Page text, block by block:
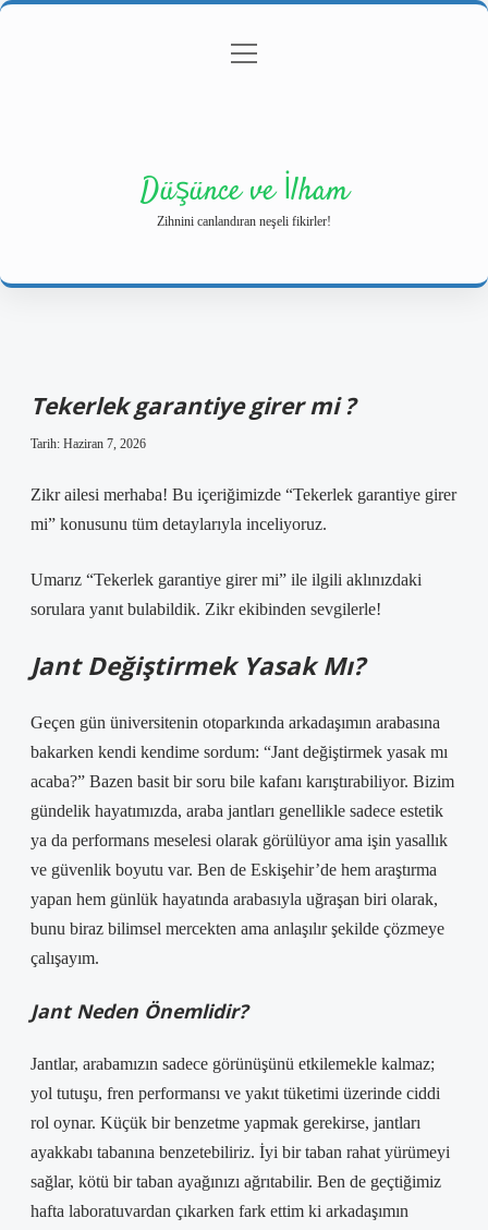
Gizlilik Politikası
menüyü
Düşünce ve İlham
Zihnini canlandıran neşeli fikirler!
Tekerlek garantiye girer mi ?
Tarih: Haziran 7, 2026
Zikr ailesi merhaba! Bu içeriğimizde “Tekerlek garantiye girer
mi” konusunu tüm detaylarıyla inceliyoruz.
Umarız “Tekerlek garantiye girer mi” ile ilgili aklınızdaki
sorulara yanıt bulabildik. Zikr ekibinden sevgilerle!
Jant Değiştirmek Yasak Mı?
Geçen gün üniversitenin otoparkında arkadaşımın arabasına
bakarken kendi kendime sordum: “Jant değiştirmek yasak mı
acaba?” Bazen basit bir soru bile kafanı karıştırabiliyor. Bizim
gündelik hayatımızda, araba jantları genellikle sadece estetik
ya da performans meselesi olarak görülüyor ama işin yasallık
ve güvenlik boyutu var. Ben de Eskişehir’de hem araştırma
yapan hem günlük hayatında arabasıyla uğraşan biri olarak,
bunu biraz bilimsel mercekten ama anlaşılır şekilde çözmeye
çalışayım.
Jant Neden Önemlidir?
Jantlar, arabamızın sadece görünüşünü etkilemekle kalmaz;
yol tutuşu, fren performansı ve yakıt tüketimi üzerinde ciddi
rol oynar. Küçük bir benzetme yapmak gerekirse, jantları
ayakkabı tabanına benzetebiliriz. İyi bir taban rahat yürümeyi
sağlar, kötü bir taban ayağınızı ağrıtabilir. Ben de geçtiğimiz
hafta laboratuvardan çıkarken fark ettim ki arkadaşımın